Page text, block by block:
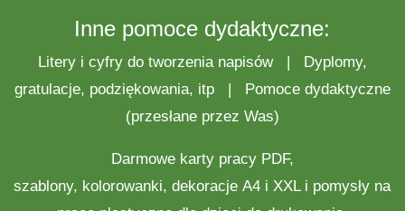
Inne pomoce dydaktyczne:
Litery i cyfry do tworzenia napisów| Dyplomy,
gratulacje, podziękowania, itp| Pomoce dydaktyczne
(przesłane przez Was)
Darmowe karty pracyPDF,
szablony, kolorowanki,dekoracje A4 i XXL i pomysły na